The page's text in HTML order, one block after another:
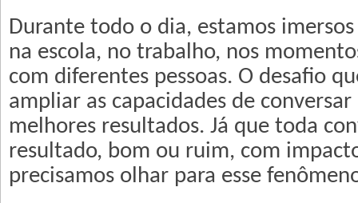
Durante todo o dia, estamos
na escola, no trabalho, nos
com diferentes pessoas. O desafio
ampliar as capacidades de
melhores resultados. Já que toda
resultado, bom ou ruim, com
precisamos olhar para esse